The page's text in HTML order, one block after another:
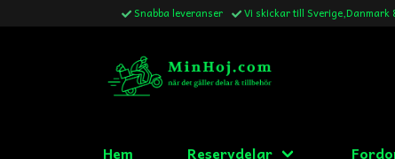
Snabba leveranser Vi skickar till Sverige,Danmark
Hem Reservdelar